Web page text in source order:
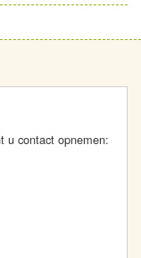
u contact opnemen: